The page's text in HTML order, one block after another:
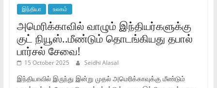
இந்தியா உலகம்
அமெரிக்காவில் வாழும் இந்தியர்களுக்கு
குட் நியூஸ்..மீண்டும் தொடங்கியது தபால்
பார்சல் சேவை!
15 October 2025 Seidhi Alasal
இந்தியாவில் இருந்து இன்று முதல் அமெரிக்காவுக்கு மீண்டும்